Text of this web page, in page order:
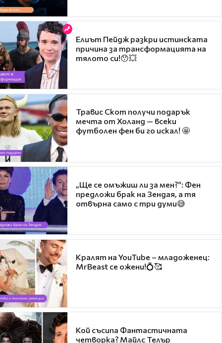
Елиът Пейдж разкри истинската
причина за трансформацията на
тялото си!😯💥
Травис Скот получи подарък
мечта от Холанд — всеки
футболен фен би го искал! 🤩
„Ще се омъжиш ли за мен?“: Фен
предложи брак на Зендая, а тя
отвърна само с три думи😅
Кралят на YouTube – младоженец:
MrBeast се ожени!💍🥰
Кой съсипа Фантастичната
четворка? Майлс Телър